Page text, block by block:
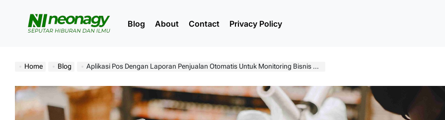
Blog About Contact Privacy Policy
Home Blog Aplikasi Pos Dengan Laporan Penjualan Otomatis Untuk Monitoring Bisnis Lebih Mudah